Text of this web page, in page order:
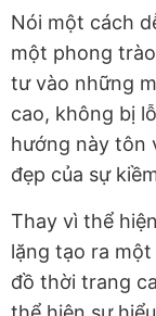
Nói một cách
một phong
tư vào những
cao, không bị
hướng này tôn
đẹp của sự
Thay vì thể
lặng tạo ra
đồ thời trang